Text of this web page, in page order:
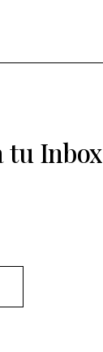
tu Inbox